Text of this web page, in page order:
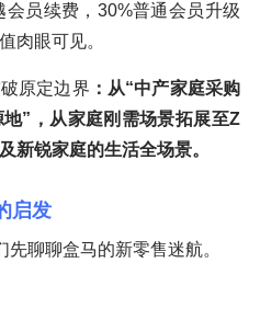
员续费，30%普通会员升级
肉眼可见。
原定边界 ：从“中产家庭采购
”，从家庭刚需场景拓展至Z
新锐家庭的生活全场景。
启发
先聊聊盒马的新零售迷航。